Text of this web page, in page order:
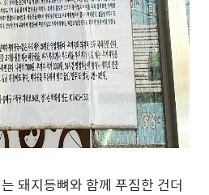
돼지등뼈와 함께 푸짐한 건더